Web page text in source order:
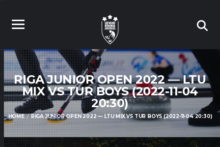
RIGA JUNIOR OPEN 2022 — LTU
MIX VS TUR BOYS (2022-11-04
20:30)
HOME RIGA JUNIOR OPEN 2022 — LTU MIX VS TUR BOYS (2022-11-04 20:30)